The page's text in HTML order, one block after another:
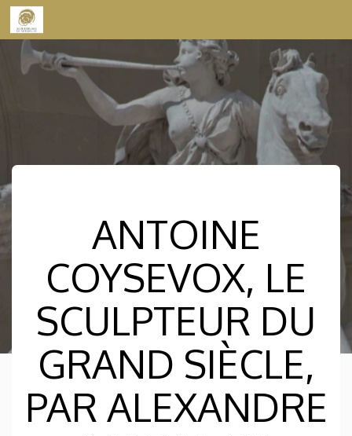
Skip to content
ANTOINE
COYSEVOX, LE
SCULPTEUR DU
GRAND SIÈCLE,
PAR ALEXANDRE